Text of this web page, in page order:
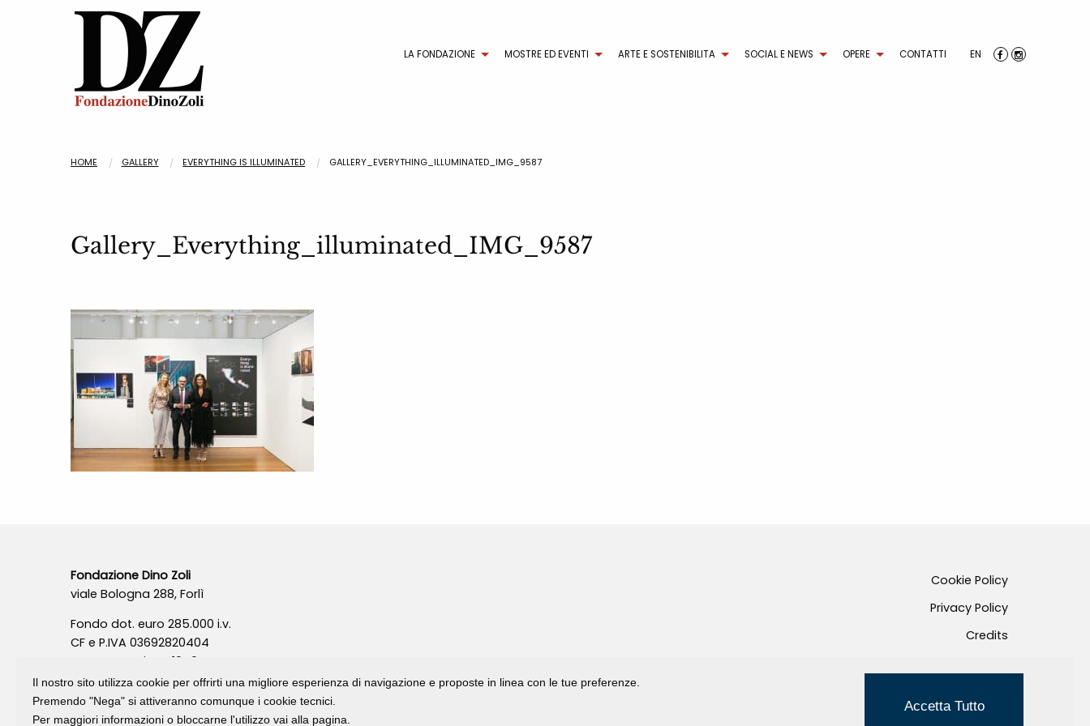
LA FONDAZIONE MOSTRE ED EVENTI ARTE E SOSTENIBILITA SOCIAL E NEWS OPERE CONTATTI EN
HOME GALLERY EVERYTHING IS ILLUMINATED GALLERY_EVERYTHING_ILLUMINATED_IMG_9587
Gallery_Everything_illuminated_IMG_9587
Fondazione Dino Zoli
viale Bologna 288, Forlì
Fondo dot. euro 285.000 i.v.
CF e P.IVA 03692820404
Isc.Reg Per.Giu. n. 10404
Cookie Policy
Privacy Policy
Credits
Il nostro sito utilizza cookie per offrirti una migliore esperienza di navigazione e proposte in linea con le tue preferenze.
Premendo "Nega" si attiveranno comunque i cookie tecnici.
Per maggiori informazioni o bloccarne l'utilizzo vai alla pagina.
Accetta Tutto